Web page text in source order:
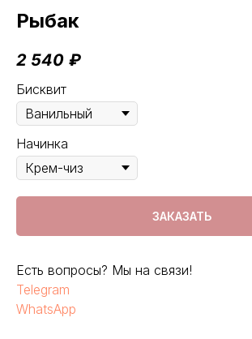
Рыбак
2 540 ₽
Бисквит
Начинка
ЗАКАЗАТЬ
Есть вопросы? Мы на связи!
Telegram
WhatsApp